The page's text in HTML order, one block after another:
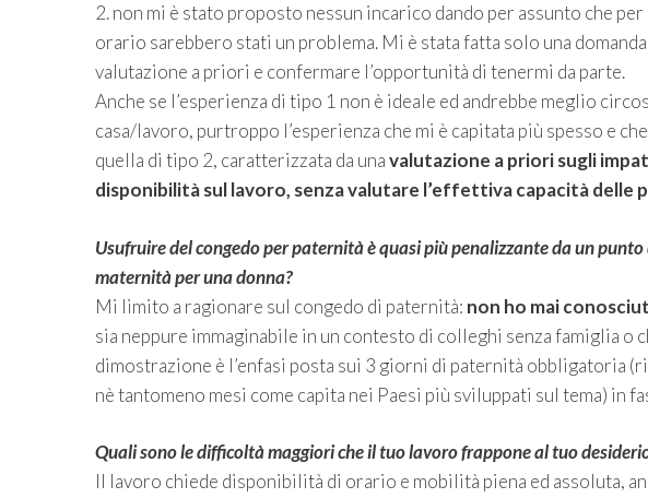
2. non mi è stato proposto nessun incarico dando per assunto che
orario sarebbero stati un problema. Mi è stata fatta solo una
valutazione a priori e confermare l’opportunità di tenermi da parte.
Anche se l’esperienza di tipo 1 non è ideale ed andrebbe meglio
casa/lavoro, purtroppo l’esperienza che mi è capitata più spesso e
quella di tipo 2, caratterizzata da unavalutazione a priori sugli
disponibilità sul lavoro, senza valutare l’effettiva capacità delle
Usufruire del congedo per paternità è quasi più penalizzante da un
maternità per una donna?
Mi limito a ragionare sul congedo di paternità: non ho mai
sia neppure immaginabile in un contesto di colleghi senza famiglia o
dimostrazione è l’enfasi posta sui 3 giorni di paternità obbligatoria
nè tantomeno mesi come capita nei Paesi più sviluppati sul tema) in
Quali sono le difficoltà maggiori che il tuo lavoro frappone al tuo
Il lavoro chiede disponibilità di orario e mobilità piena ed assoluta,